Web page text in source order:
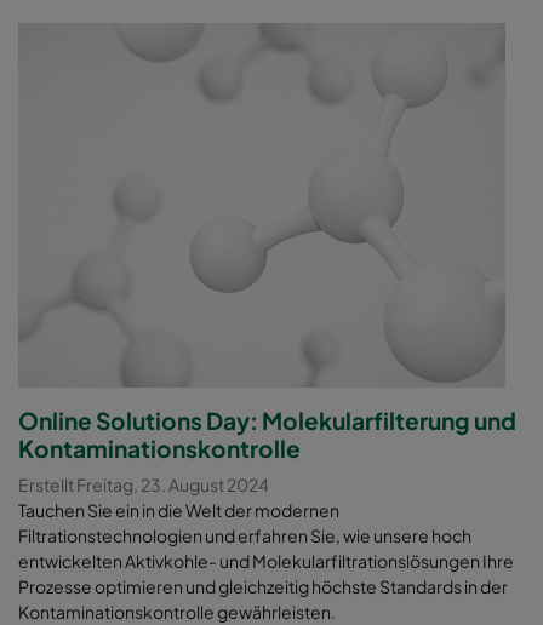
Online Solutions Day: Molekularfilterung und
Kontaminationskontrolle
Erstellt Freitag, 23. August 2024
Tauchen Sie ein in die Welt der modernen
Filtrationstechnologien und erfahren Sie, wie unsere hoch
entwickelten Aktivkohle- und Molekularfiltrationslösungen Ihre
Prozesse optimieren und gleichzeitig höchste Standards in der
Kontaminationskontrolle gewährleisten.